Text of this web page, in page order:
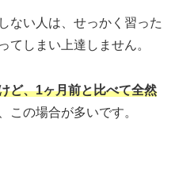
ない人は、せっかく習った
てしまい上達しません。
ど、1ヶ月前と比べて全然
この場合が多いです。